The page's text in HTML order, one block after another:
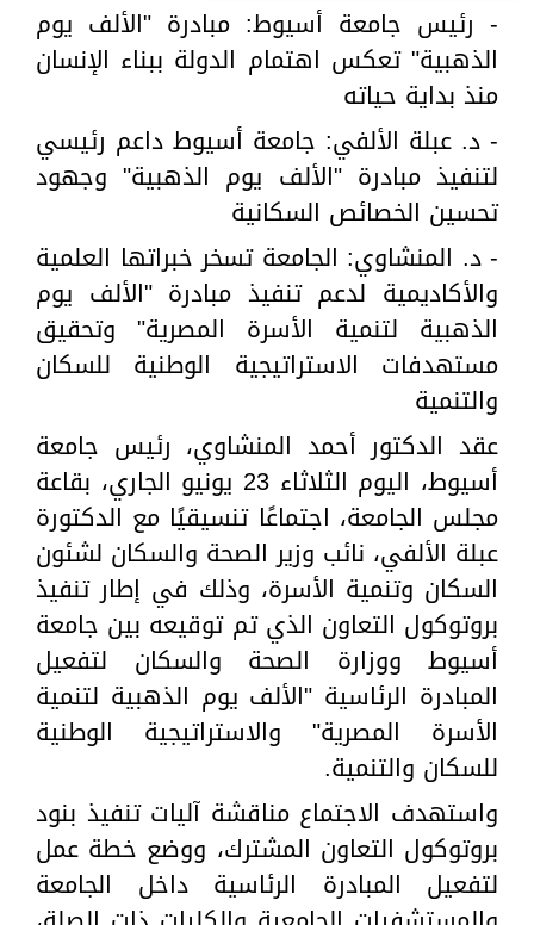
- رئيس جامعة أسيوط: مبادرة "الألف يوم
الذهبية" تعكس اهتمام الدولة ببناء الإنسان
منذ بداية حياته
- د. عبلة الألفي: جامعة أسيوط داعم رئيسي
لتنفيذ مبادرة "الألف يوم الذهبية" وجهود
تحسين الخصائص السكانية
- د. المنشاوي: الجامعة تسخر خبراتها العلمية
والأكاديمية لدعم تنفيذ مبادرة "الألف يوم
الذهبية لتنمية الأسرة المصرية" وتحقيق
مستهدفات الاستراتيجية الوطنية للسكان
والتنمية
عقد الدكتور أحمد المنشاوي، رئيس جامعة
أسيوط، اليوم الثلاثاء 23 يونيو الجاري، بقاعة
مجلس الجامعة، اجتماعًا تنسيقيًا مع الدكتورة
عبلة الألفي، نائب وزير الصحة والسكان لشئون
السكان وتنمية الأسرة، وذلك في إطار تنفيذ
بروتوكول التعاون الذي تم توقيعه بين جامعة
أسيوط ووزارة الصحة والسكان لتفعيل
المبادرة الرئاسية "الألف يوم الذهبية لتنمية
الأسرة المصرية" والاستراتيجية الوطنية
للسكان والتنمية.
واستهدف الاجتماع مناقشة آليات تنفيذ بنود
بروتوكول التعاون المشترك، ووضع خطة عمل
لتفعيل المبادرة الرئاسية داخل الجامعة